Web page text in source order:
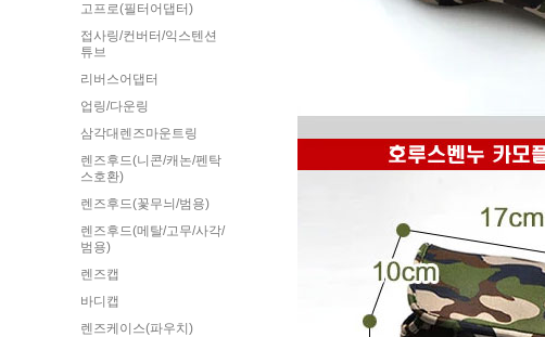
고프로(필터어댑터)
접사링/컨버터/익스텐션
튜브
리버스어댑터
업링/다운링
삼각대렌즈마운트링
렌즈후드(니콘/캐논/펜탁
스호환)
렌즈후드(꽃무늬/범용)
렌즈후드(메탈/고무/사각/
범용)
렌즈캡
바디캡
렌즈케이스(파우치)